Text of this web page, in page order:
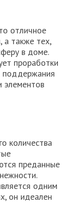
отличное
а также тех,
в доме.
проработки
поддержания
элементов
количества
преданные
одним
он идеален